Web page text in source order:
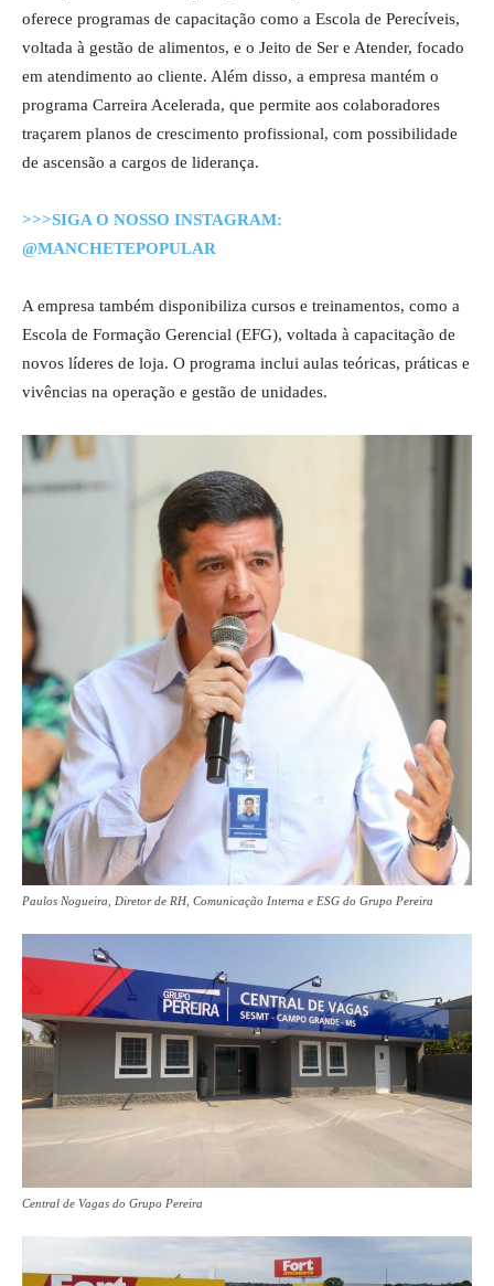
oferece programas de capacitação como a Escola de Perecíveis,
voltada à gestão de alimentos, e o Jeito de Ser e Atender, focado
em atendimento ao cliente. Além disso, a empresa mantém o
programa Carreira Acelerada, que permite aos colaboradores
traçarem planos de crescimento profissional, com possibilidade
de ascensão a cargos de liderança.
>>>SIGA O NOSSO INSTAGRAM:
@MANCHETEPOPULAR
A empresa também disponibiliza cursos e treinamentos, como a
Escola de Formação Gerencial (EFG), voltada à capacitação de
novos líderes de loja. O programa inclui aulas teóricas, práticas e
vivências na operação e gestão de unidades.
Paulos Nogueira, Diretor de RH, Comunicação Interna e ESG do Grupo Pereira
Central de Vagas do Grupo Pereira